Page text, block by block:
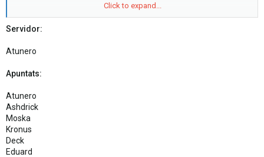
Netejar i reconèixer població de Mandingara. S'haurà de formar un
abans d'iniciar el comboi (detectors i explosius).
Objectius principals:
- Formar comboi de reconeixement cap a Mandingara.
- Obtenir CIVINT.
Objectius secondaris:
- Intentar rebaixar la tensió amb els civils. Reunir-se amb els caps
locals.
Click to expand...
Servidor:
Atunero
Apuntats:
Atunero
Ashdrick
Moska
Kronus
Deck
Eduard